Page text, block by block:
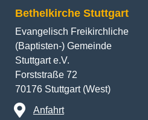
Bethelkirche Stuttgart
Evangelisch Freikirchliche
(Baptisten-) Gemeinde
Stuttgart e.V.
Forststraße 72
70176 Stuttgart (West)
Anfahrt